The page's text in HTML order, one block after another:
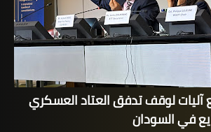
لوقف تدفق العتاد العسكري
في السودان